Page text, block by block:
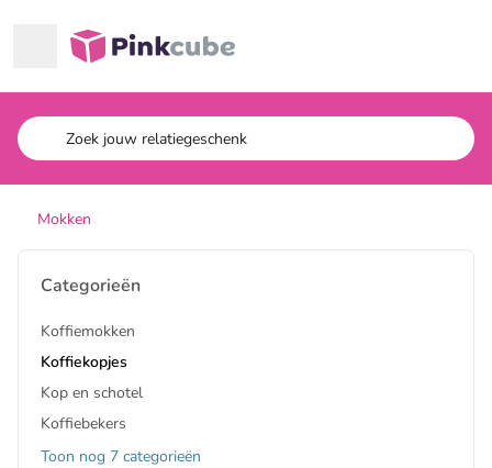
Pinkcube
Mokken
Categorieën
Koffiemokken
Koffiekopjes
Kop en schotel
Koffiebekers
Toon nog 7 categorieën